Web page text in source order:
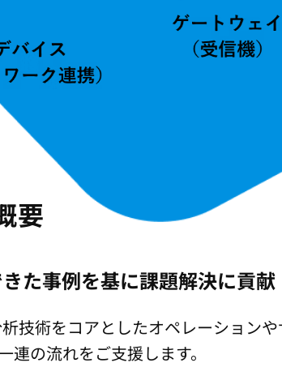
要
た事例を基に課題解決に貢献
技術をコアとしたオペレーション
の流れをご支援します。